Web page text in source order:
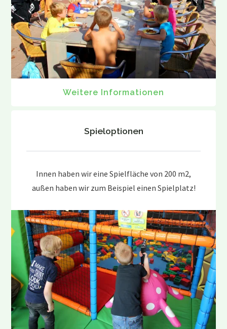
Weitere Informationen
Spieloptionen
Innen haben wir eine Spielfläche von 200 m2,
außen haben wir zum Beispiel einen Spielplatz!